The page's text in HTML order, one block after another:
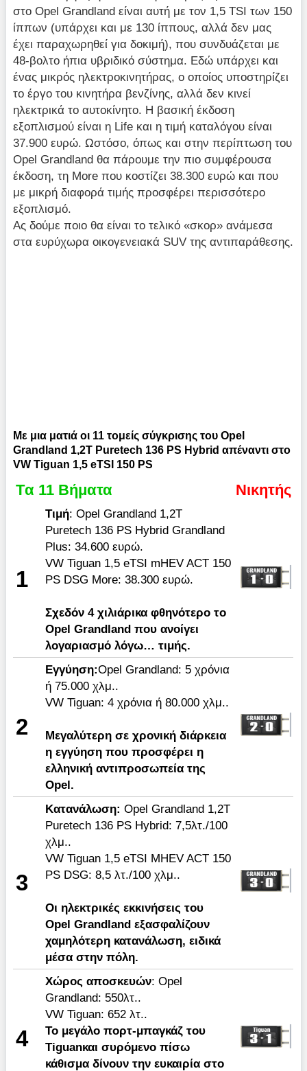
στο Opel Grandland είναι αυτή με τον 1,5 TSI των 150
ίππων (υπάρχει και με 130 ίππους, αλλά δεν μας
έχει παραχωρηθεί για δοκιμή), που συνδυάζεται με
48-βολτο ήπια υβριδικό σύστημα. Εδώ υπάρχει και
ένας μικρός ηλεκτροκινητήρας, ο οποίος υποστηρίζει
το έργο του κινητήρα βενζίνης, αλλά δεν κινεί
ηλεκτρικά το αυτοκίνητο. Η βασική έκδοση
εξοπλισμού είναι η Life και η τιμή καταλόγου είναι
37.900 ευρώ. Ωστόσο, όπως και στην περίπτωση του
Opel Grandland θα πάρουμε την πιο συμφέρουσα
έκδοση, τη More που κοστίζει 38.300 ευρώ και που
με μικρή διαφορά τιμής προσφέρει περισσότερο
εξοπλισμό.
Aς δούμε ποιο θα είναι το τελικό «σκορ» ανάμεσα
στα ευρύχωρα οικογενειακά SUV της αντιπαράθεσης.
Με μια ματιά οι 11 τομείς σύγκρισης του Opel
Grandland 1,2T Puretech 136 PS Hybrid απέναντι στο
VW Tiguan 1,5 eTSI 150 PS
Tα 11 Βήματα Νικητής
1
Τιμή: Opel Grandland 1,2T
Puretech 136 PS Hybrid Grandland
Plus: 34.600 ευρώ.
VW Tiguan 1,5 eTSI mHEV ACT 150
PS DSG More: 38.300 ευρώ.
Σχεδόν 4 χιλιάρικα φθηνότερο το
Οpel Grandland που ανοίγει
λογαριασμό λόγω… τιμής.
2
Εγγύηση:Opel Grandland: 5 χρόνια
ή 75.000 χλμ..
VW Tiguan: 4 χρόνια ή 80.000 χλμ..
Mεγαλύτερη σε χρονική διάρκεια
η εγγύηση που προσφέρει η
ελληνική αντιπροσωπεία της
Opel.
3
Κατανάλωση: Opel Grandland 1,2T
Puretech 136 PS Hybrid: 7,5λτ./100
χλμ..
VW Tiguan 1,5 eTSI MHEV ACT 150
PS DSG: 8,5 λτ./100 χλμ..
Οι ηλεκτρικές εκκινήσεις του
Opel Grandland εξασφαλίζουν
χαμηλότερη κατανάλωση, ειδικά
μέσα στην πόλη.
4
Χώρος αποσκευών: Opel
Grandland: 550λτ..
VW Tiguan: 652 λτ..
Το μεγάλο πορτ-μπαγκάζ του
Tiguanκαι συρόμενο πίσω
κάθισμα δίνουν την ευκαιρία στο